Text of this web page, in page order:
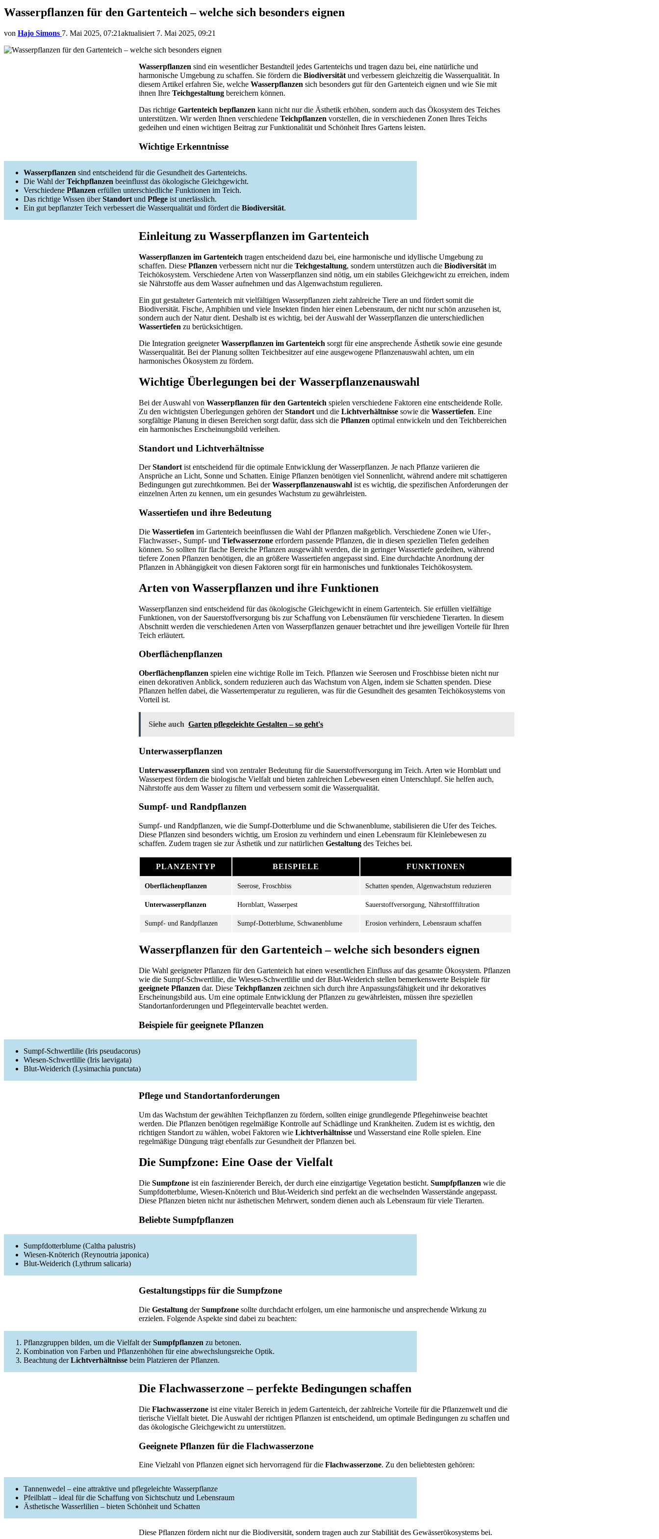
Wasserpflanzen für den Gartenteich – welche sich besonders eignen
von Hajo Simons 7. Mai 2025, 07:21aktualisiert 7. Mai 2025, 09:21
Wasserpflanzen sind ein wesentlicher Bestandteil jedes Gartenteichs und tragen dazu bei, eine natürliche und
harmonische Umgebung zu schaffen. Sie fördern die Biodiversität und verbessern gleichzeitig die Wasserqualität. In
diesem Artikel erfahren Sie, welche Wasserpflanzen sich besonders gut für den Gartenteich eignen und wie Sie mit
ihnen Ihre Teichgestaltung bereichern können.
Das richtige Gartenteich bepflanzen kann nicht nur die Ästhetik erhöhen, sondern auch das Ökosystem des Teiches
unterstützen. Wir werden Ihnen verschiedene Teichpflanzen vorstellen, die in verschiedenen Zonen Ihres Teichs
gedeihen und einen wichtigen Beitrag zur Funktionalität und Schönheit Ihres Gartens leisten.
Wichtige Erkenntnisse
Wasserpflanzen sind entscheidend für die Gesundheit des Gartenteichs.
Die Wahl derTeichpflanzen beeinflusst das ökologische Gleichgewicht.
Verschiedene Pflanzen erfüllen unterschiedliche Funktionen im Teich.
Das richtige Wissen überStandort und Pflege ist unerlässlich.
Ein gut bepflanzter Teich verbessert die Wasserqualität und fördert die Biodiversität.
Einleitung zu Wasserpflanzen im Gartenteich
Wasserpflanzen im Gartenteich tragen entscheidend dazu bei, eine harmonische und idyllische Umgebung zu
schaffen. Diese Pflanzen verbessern nicht nur die Teichgestaltung, sondern unterstützen auch die Biodiversität im
Teichökosystem. Verschiedene Arten von Wasserpflanzen sind nötig, um ein stabiles Gleichgewicht zu erreichen, indem
sie Nährstoffe aus dem Wasser aufnehmen und das Algenwachstum regulieren.
Ein gut gestalteter Gartenteich mit vielfältigen Wasserpflanzen zieht zahlreiche Tiere an und fördert somit die
Biodiversität. Fische, Amphibien und viele Insekten finden hier einen Lebensraum, der nicht nur schön anzusehen ist,
sondern auch der Natur dient. Deshalb ist es wichtig, bei der Auswahl der Wasserpflanzen die unterschiedlichen
Wassertiefen zu berücksichtigen.
Die Integration geeigneterWasserpflanzen im Gartenteich sorgt für eine ansprechende Ästhetik sowie eine gesunde
Wasserqualität. Bei der Planung sollten Teichbesitzer auf eine ausgewogene Pflanzenauswahl achten, um ein
harmonisches Ökosystem zu fördern.
Wichtige Überlegungen bei der Wasserpflanzenauswahl
Bei der Auswahl von Wasserpflanzen für den Gartenteich spielen verschiedene Faktoren eine entscheidende Rolle.
Zu den wichtigsten Überlegungen gehören derStandort und die Lichtverhältnisse sowie die Wassertiefen. Eine
sorgfältige Planung in diesen Bereichen sorgt dafür, dass sich die Pflanzen optimal entwickeln und den Teichbereichen
ein harmonisches Erscheinungsbild verleihen.
Standort und Lichtverhältnisse
DerStandortist entscheidend für die optimale Entwicklung der Wasserpflanzen. Je nach Pflanze variieren die
Ansprüche an Licht, Sonne und Schatten. Einige Pflanzen benötigen viel Sonnenlicht, während andere mit schattigeren
Bedingungen gut zurechtkommen. Bei derWasserpflanzenauswahl ist es wichtig, die spezifischen Anforderungen der
einzelnen Arten zu kennen, um ein gesundes Wachstum zu gewährleisten.
Wassertiefen und ihre Bedeutung
Die Wassertiefen im Gartenteich beeinflussen die Wahl der Pflanzen maßgeblich. Verschiedene Zonen wie Ufer-,
Flachwasser-, Sumpf- und Tiefwasserzone erfordern passende Pflanzen, die in diesen speziellen Tiefen gedeihen
können. So sollten für flache Bereiche Pflanzen ausgewählt werden, die in geringer Wassertiefe gedeihen, während
tiefere Zonen Pflanzen benötigen, die an größere Wassertiefen angepasst sind. Eine durchdachte Anordnung der
Pflanzen in Abhängigkeit von diesen Faktoren sorgt für ein harmonisches und funktionales Teichökosystem.
Arten von Wasserpflanzen und ihre Funktionen
Wasserpflanzen sind entscheidend für das ökologische Gleichgewicht in einem Gartenteich. Sie erfüllen vielfältige
Funktionen, von der Sauerstoffversorgung bis zur Schaffung von Lebensräumen für verschiedene Tierarten. In diesem
Abschnitt werden die verschiedenen Arten von Wasserpflanzen genauer betrachtet und ihre jeweiligen Vorteile für Ihren
Teich erläutert.
Oberflächenpflanzen
Oberflächenpflanzen spielen eine wichtige Rolle im Teich. Pflanzen wie Seerosen und Froschbisse bieten nicht nur
einen dekorativen Anblick, sondern reduzieren auch das Wachstum von Algen, indem sie Schatten spenden. Diese
Pflanzen helfen dabei, die Wassertemperatur zu regulieren, was für die Gesundheit des gesamten Teichökosystems von
Vorteil ist.
Siehe auch Garten pflegeleichte Gestalten – so geht's
Unterwasserpflanzen
Unterwasserpflanzen sind von zentraler Bedeutung für die Sauerstoffversorgung im Teich. Arten wie Hornblatt und
Wasserpest fördern die biologische Vielfalt und bieten zahlreichen Lebewesen einen Unterschlupf. Sie helfen auch,
Nährstoffe aus dem Wasser zu filtern und verbessern somit die Wasserqualität.
Sumpf- und Randpflanzen
Sumpf- und Randpflanzen, wie die Sumpf-Dotterblume und die Schwanenblume, stabilisieren die Ufer des Teiches.
Diese Pflanzen sind besonders wichtig, um Erosion zu verhindern und einen Lebensraum für Kleinlebewesen zu
schaffen. Zudem tragen sie zur Ästhetik und zur natürlichen Gestaltung des Teiches bei.
PLANZENTYP BEISPIELE FUNKTIONEN
Oberflächenpflanzen Seerose, Froschbiss Schatten spenden, Algenwachstum reduzieren
Unterwasserpflanzen Hornblatt, Wasserpest Sauerstoffversorgung, Nährstofffiltration
Sumpf- und Randpflanzen Sumpf-Dotterblume, Schwanenblume Erosion verhindern, Lebensraum schaffen
Wasserpflanzen für den Gartenteich – welche sich besonders eignen
Die Wahl geeigneter Pflanzen für den Gartenteich hat einen wesentlichen Einfluss auf das gesamte Ökosystem. Pflanzen
wie die Sumpf-Schwertlilie, die Wiesen-Schwertlilie und der Blut-Weiderich stellen bemerkenswerte Beispiele für
geeignete Pflanzen dar. Diese Teichpflanzen zeichnen sich durch ihre Anpassungsfähigkeit und ihr dekoratives
Erscheinungsbild aus. Um eine optimale Entwicklung der Pflanzen zu gewährleisten, müssen ihre speziellen
Standortanforderungen und Pflegeintervalle beachtet werden.
Beispiele für geeignete Pflanzen
Sumpf-Schwertlilie (Iris pseudacorus)
Wiesen-Schwertlilie (Iris laevigata)
Blut-Weiderich (Lysimachia punctata)
Pflege und Standortanforderungen
Um das Wachstum der gewählten Teichpflanzen zu fördern, sollten einige grundlegende Pflegehinweise beachtet
werden. Die Pflanzen benötigen regelmäßige Kontrolle auf Schädlinge und Krankheiten. Zudem ist es wichtig, den
richtigen Standort zu wählen, wobei Faktoren wie Lichtverhältnisse und Wasserstand eine Rolle spielen. Eine
regelmäßige Düngung trägt ebenfalls zur Gesundheit der Pflanzen bei.
Die Sumpfzone: Eine Oase der Vielfalt
Die Sumpfzone ist ein faszinierender Bereich, der durch eine einzigartige Vegetation besticht. Sumpfpflanzen wie die
Sumpfdotterblume, Wiesen-Knöterich und Blut-Weiderich sind perfekt an die wechselnden Wasserstände angepasst.
Diese Pflanzen bieten nicht nur ästhetischen Mehrwert, sondern dienen auch als Lebensraum für viele Tierarten.
Beliebte Sumpfpflanzen
Sumpfdotterblume (Caltha palustris)
Wiesen-Knöterich (Reynoutria japonica)
Blut-Weiderich (Lythrum salicaria)
Gestaltungstipps für die Sumpfzone
Die Gestaltung derSumpfzone sollte durchdacht erfolgen, um eine harmonische und ansprechende Wirkung zu
erzielen. Folgende Aspekte sind dabei zu beachten:
Pflanzgruppen bilden, um die Vielfalt derSumpfpflanzen zu betonen.
Kombination von Farben und Pflanzenhöhen für eine abwechslungsreiche Optik.
Beachtung derLichtverhältnisse beim Platzieren der Pflanzen.
Die Flachwasserzone – perfekte Bedingungen schaffen
Die Flachwasserzone ist eine vitaler Bereich in jedem Gartenteich, der zahlreiche Vorteile für die Pflanzenwelt und die
tierische Vielfalt bietet. Die Auswahl der richtigen Pflanzen ist entscheidend, um optimale Bedingungen zu schaffen und
das ökologische Gleichgewicht zu unterstützen.
Geeignete Pflanzen für die Flachwasserzone
Eine Vielzahl von Pflanzen eignet sich hervorragend für die Flachwasserzone. Zu den beliebtesten gehören:
Tannenwedel – eine attraktive und pflegeleichte Wasserpflanze
Pfeilblatt – ideal für die Schaffung von Sichtschutz und Lebensraum
Ästhetische Wasserlilien – bieten Schönheit und Schatten
Diese Pflanzen fördern nicht nur die Biodiversität, sondern tragen auch zur Stabilität des Gewässerökosystems bei.